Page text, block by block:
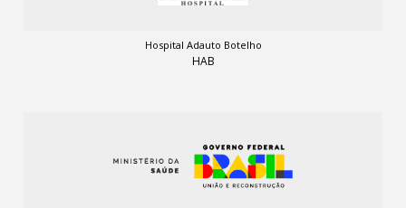
Hospital Adauto Botelho
HAB